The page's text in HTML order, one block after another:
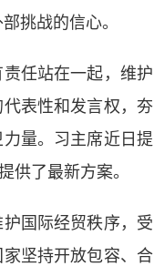
挑战的信心。
任站在一起，维护
表性和发言权，夯
量。习主席近日提
供了最新方案。
国际经贸秩序，受
坚持开放包容、合